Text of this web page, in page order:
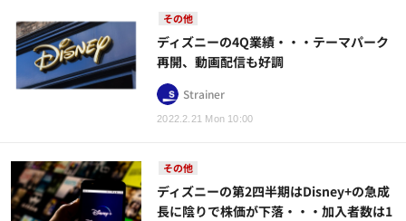
その他
2022.2.21 Mon 10:00
ディズニーの4Q業績・・・テーマパーク
再開、動画配信も好調
Strainer
その他
ディズニーの第2四半期はDisney+の急成
長に陰りで株価が下落・・・加入者数は1